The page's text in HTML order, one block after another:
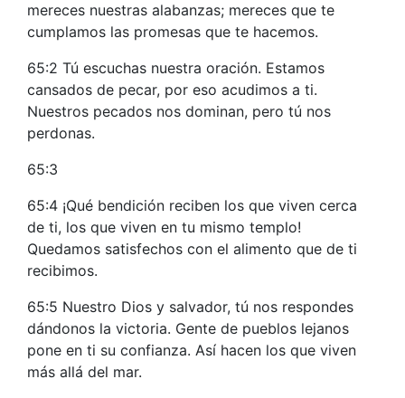
mereces nuestras alabanzas; mereces que te
cumplamos las promesas que te hacemos.
65:2 Tú escuchas nuestra oración. Estamos
cansados de pecar, por eso acudimos a ti.
Nuestros pecados nos dominan, pero tú nos
perdonas.
65:3
65:4 ¡Qué bendición reciben los que viven cerca
de ti, los que viven en tu mismo templo!
Quedamos satisfechos con el alimento que de ti
recibimos.
65:5 Nuestro Dios y salvador, tú nos respondes
dándonos la victoria. Gente de pueblos lejanos
pone en ti su confianza. Así hacen los que viven
más allá del mar.